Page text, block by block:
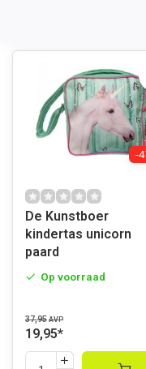
-
De Kunstboer
kindertas unicorn
paard
Op voorraad
37,95 AVP
19,95*